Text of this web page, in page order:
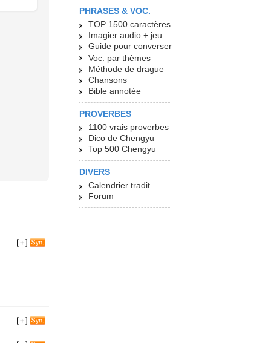
PHRASES & VOC.
TOP 1500 caractères
Imagier audio + jeu
Guide pour converser
Voc. par thèmes
Méthode de drague
Chansons
Bible annotée
PROVERBES
1100 vrais proverbes
Dico de Chengyu
Top 500 Chengyu
DIVERS
Calendrier tradit.
Forum